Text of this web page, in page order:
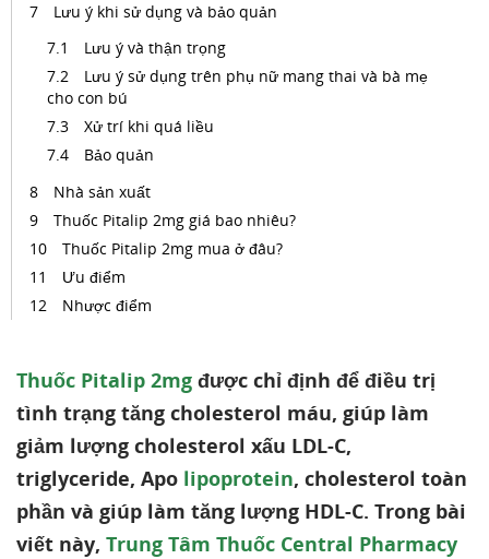
Lưu ý khi sử dụng và bảo quản
Lưu ý và thận trọng
Lưu ý sử dụng trên phụ nữ mang thai và bà mẹ
cho con bú
Xử trí khi quá liều
Bảo quản
Nhà sản xuất
Thuốc Pitalip 2mg giá bao nhiêu?
Thuốc Pitalip 2mg mua ở đâu?
Ưu điểm
Nhược điểm
Thuốc Pitalip 2mg được chỉ định để điều trị
tình trạng tăng cholesterol máu, giúp làm
giảm lượng cholesterol xấu LDL-C,
triglyceride, Apo lipoprotein, cholesterol toàn
phần và giúp làm tăng lượng HDL-C. Trong bài
viết này, Trung Tâm Thuốc Central Pharmacy